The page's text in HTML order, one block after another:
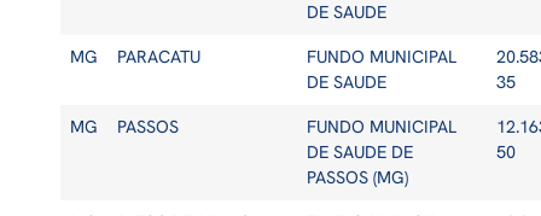
DE SAUDE
MG PARACATU
FUNDO MUNICIPAL
DE SAUDE
35
MG PASSOS
FUNDO MUNICIPAL
DE SAUDE DE
PASSOS (MG)
50